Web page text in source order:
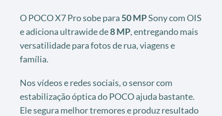
O POCO X7 Pro sobe para 50 MPSony com OIS
e adiciona ultrawide de8 MP, entregando mais
versatilidade para fotos de rua, viagens e
família.
Nos vídeos e redes sociais, o sensor com
estabilização óptica do POCO ajuda bastante.
Ele segura melhor tremores e produz resultado